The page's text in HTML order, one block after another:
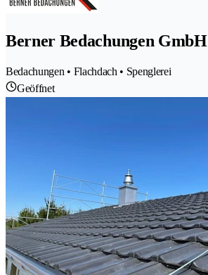
Berner Bedachungen GmbH
Bedachungen • Flachdach • Spenglerei
Geöffnet